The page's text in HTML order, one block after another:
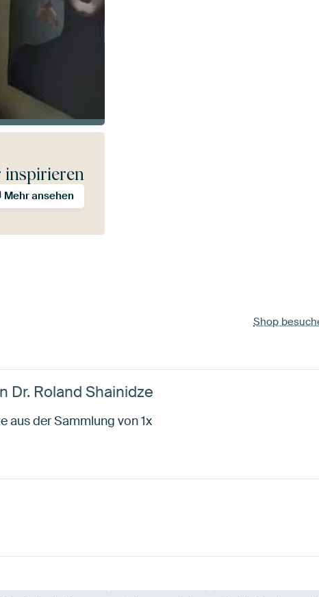
inspirieren
Mehr ansehen
Shop
Dr. Roland Shainidze
aus der Sammlung von 1x